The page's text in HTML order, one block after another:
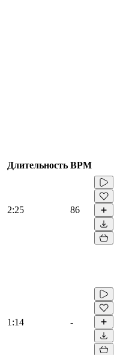
Длительность BPM
2:25 86
1:14 -